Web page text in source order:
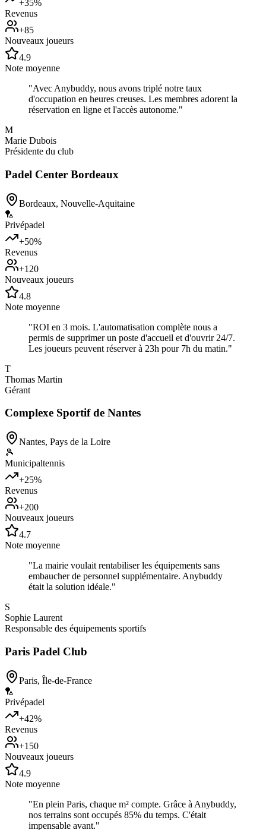
+35%
Revenus
+85
Nouveaux joueurs
4.9
Note moyenne
"Avec Anybuddy, nous avons triplé notre taux
d'occupation en heures creuses. Les membres adorent la
réservation en ligne et l'accès autonome."
M
Marie Dubois
Présidente du club
Padel Center Bordeaux
Bordeaux, Nouvelle-Aquitaine
🏸
Privépadel
+50%
Revenus
+120
Nouveaux joueurs
4.8
Note moyenne
"ROI en 3 mois. L'automatisation complète nous a
permis de supprimer un poste d'accueil et d'ouvrir 24/7.
Les joueurs peuvent réserver à 23h pour 7h du matin."
T
Thomas Martin
Gérant
Complexe Sportif de Nantes
Nantes, Pays de la Loire
🎾
Municipaltennis
+25%
Revenus
+200
Nouveaux joueurs
4.7
Note moyenne
"La mairie voulait rentabiliser les équipements sans
embaucher de personnel supplémentaire. Anybuddy
était la solution idéale."
S
Sophie Laurent
Responsable des équipements sportifs
Paris Padel Club
Paris, Île-de-France
🏸
Privépadel
+42%
Revenus
+150
Nouveaux joueurs
4.9
Note moyenne
"En plein Paris, chaque m² compte. Grâce à Anybuddy,
nos terrains sont occupés 85% du temps. C'était
impensable avant."